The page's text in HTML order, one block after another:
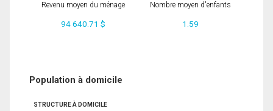
Revenu moyen du ménage
94 640.71 $
Nombre moyen d'enfants
1.59
Population à domicile
STRUCTURE À DOMICILE